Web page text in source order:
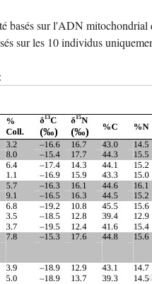
basés sur l'ADN mitochondrial
sur les 10 individus